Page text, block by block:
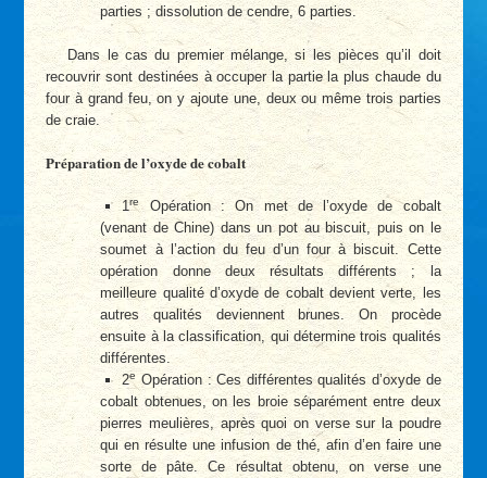
parties ; dissolution de cendre, 6 parties.
Dans le cas du premier mélange, si les pièces qu’il doit
recouvrir sont destinées à occuper la partie la plus chaude du
four à grand feu, on y ajoute une, deux ou même trois parties
de craie.
Préparation de l’oxyde de cobalt
1reOpération : On met de l’oxyde de cobalt
(venant de Chine) dans un pot au biscuit, puis on le
soumet à l’action du feu d’un four à biscuit. Cette
opération donne deux résultats différents ; la
meilleure qualité d’oxyde de cobalt devient verte, les
autres qualités deviennent brunes. On procède
ensuite à la classification, qui détermine trois qualités
différentes.
2e Opération : Ces différentes qualités d’oxyde de
cobalt obtenues, on les broie séparément entre deux
pierres meulières, après quoi on verse sur la poudre
qui en résulte une infusion de thé, afin d’en faire une
sorte de pâte. Ce résultat obtenu, on verse une